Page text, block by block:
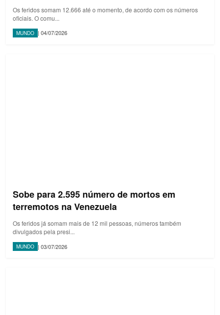
Os feridos somam 12.666 até o momento, de acordo com os números
oficiais. O comu...
MUNDO | 04/07/2026
Sobe para 2.595 número de mortos em
terremotos na Venezuela
Os feridos já somam mais de 12 mil pessoas, números também
divulgados pela presi...
MUNDO | 03/07/2026